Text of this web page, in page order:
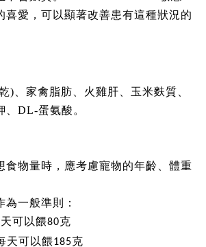
喜愛，可以顯著改善患有這種狀況的
)、家禽脂肪、火雞肝、玉米麩質、
、DL-蛋氨酸。
食物量時，應考慮寵物的年齡、體重
為一般準則：
可以餵80克
天可以餵185克